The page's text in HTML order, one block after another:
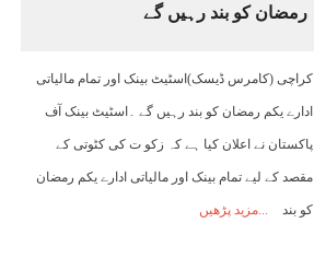
رمضان کو بند رہیں گے
کراچی (کامرس ڈیسک)اسٹیٹ بینک اور تمام مالیاتی
ادارے یکم رمضان کو بند رہیں گے ۔اسٹیٹ بینک آف
پاکستان نے اعلان کیا ہے کہ زکو ت کی کٹوتی کے
مقصد کے لیے تمام بینک اور مالیاتی ادارے یکم رمضان
کو بند مزید پڑھیں